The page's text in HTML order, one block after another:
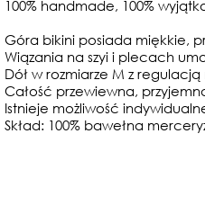
100% handmade, 100%
Góra bikini posiada miękkie,
Wiązania na szyi i plecach
Dół w rozmiarze M z
Całość przewiewna,
Istnieje możliwość
Skład: 100% bawełna